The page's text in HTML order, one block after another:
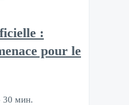
:
pour le
30 мин.